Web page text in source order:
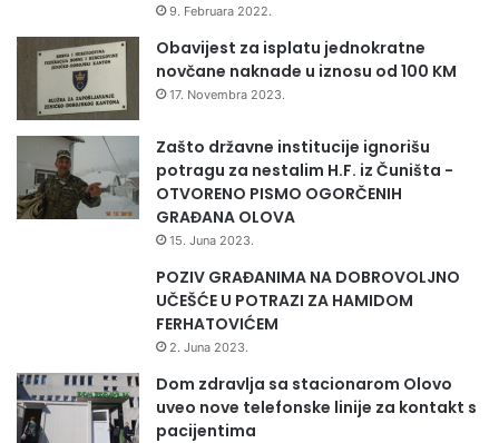
9. Februara 2022.
Obavijest za isplatu jednokratne
novčane naknade u iznosu od 100 KM
17. Novembra 2023.
Zašto državne institucije ignorišu
potragu za nestalim H.F. iz Čuništa -
OTVORENO PISMO OGORČENIH
GRAĐANA OLOVA
15. Juna 2023.
POZIV GRAĐANIMA NA DOBROVOLJNO
UČEŠĆE U POTRAZI ZA HAMIDOM
FERHATOVIĆEM
2. Juna 2023.
Dom zdravlja sa stacionarom Olovo
uveo nove telefonske linije za kontakt s
pacijentima